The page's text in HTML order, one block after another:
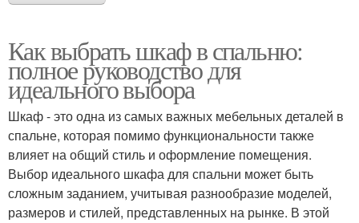
Как выбрать шкаф в спальню:
полное руководство для
идеального выбора
Шкаф - это одна из самых важных мебельных деталей в
спальне, которая помимо функциональности также
влияет на общий стиль и оформление помещения.
Выбор идеального шкафа для спальни может быть
сложным заданием, учитывая разнообразие моделей,
размеров и стилей, представленных на рынке. В этой